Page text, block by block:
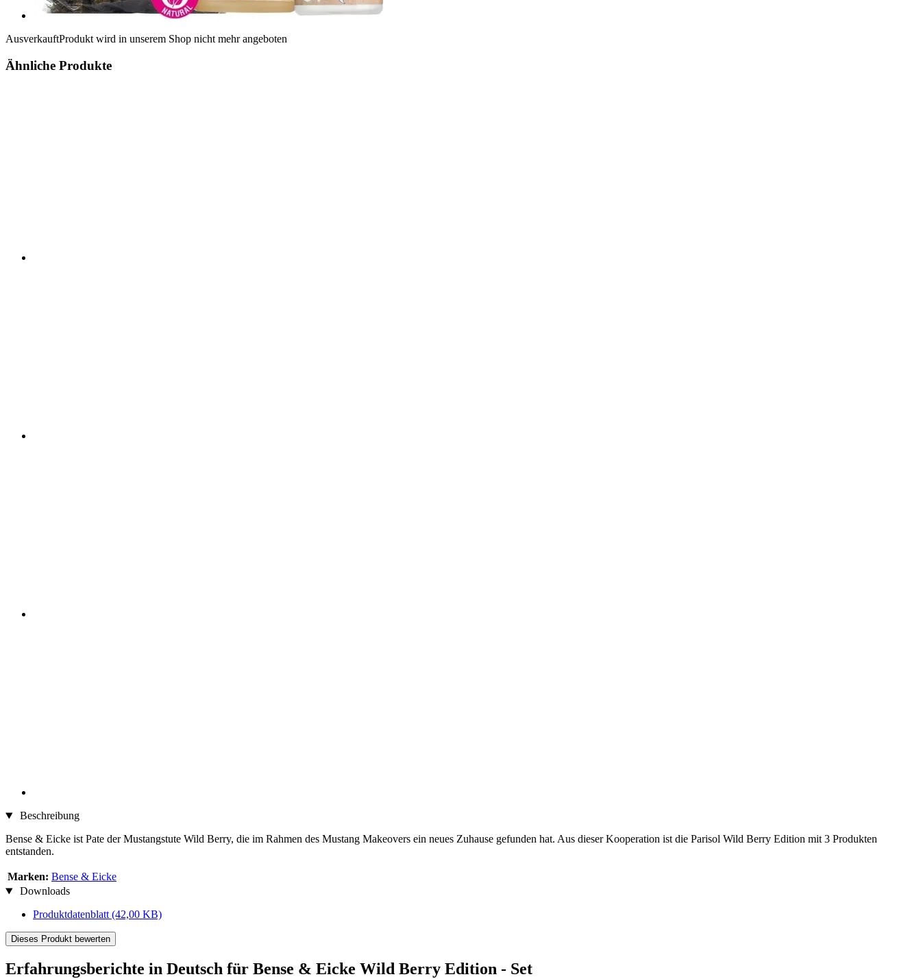
AusverkauftProdukt wird in unserem Shop nicht mehr angeboten
Ähnliche Produkte
Beschreibung
Bense & Eicke ist Pate der Mustangstute Wild Berry, die im Rahmen des Mustang Makeovers ein neues Zuhause gefunden hat. Aus dieser Kooperation ist die Parisol Wild Berry Edition mit 3 Produkten
entstanden.
Marken: Bense & Eicke
Downloads
Produktdatenblatt (42,00 KB)
Dieses Produkt bewerten
Erfahrungsberichte in Deutsch für Bense & Eicke Wild Berry Edition - Set